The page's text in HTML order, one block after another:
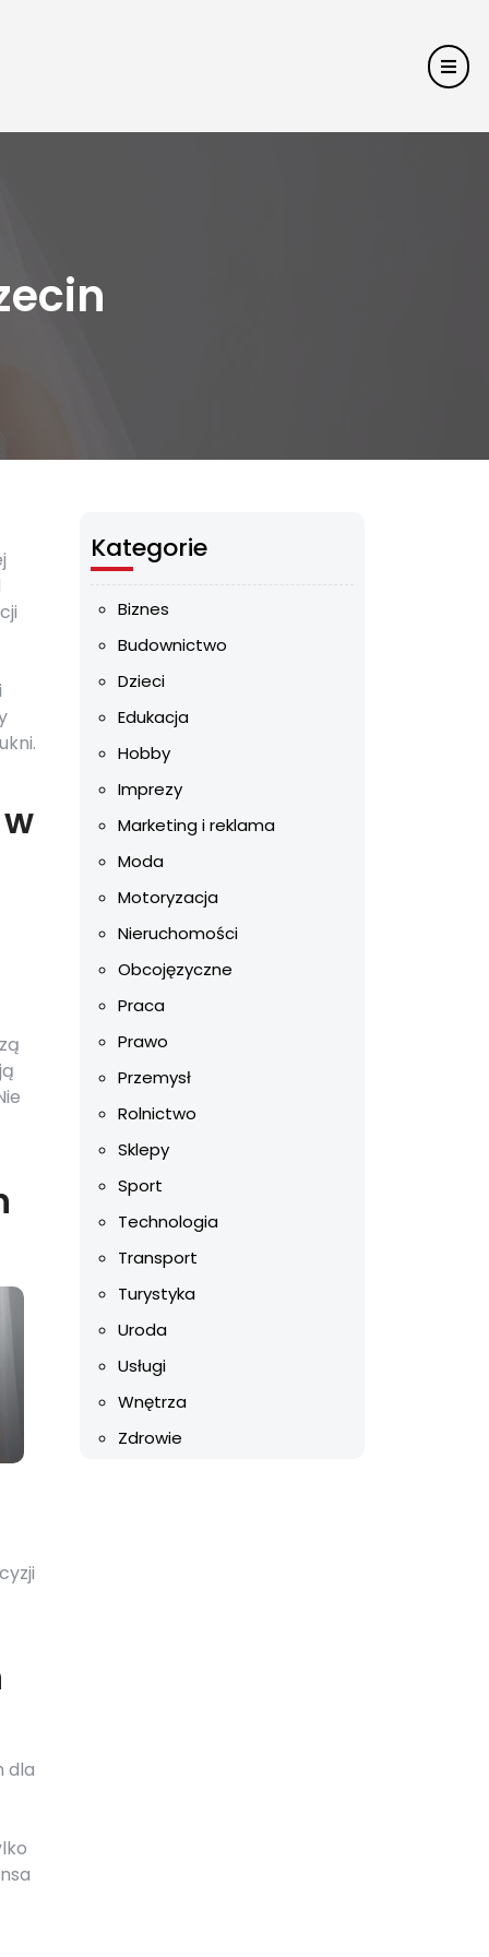
dla
Kategorie
Biznes
Budownictwo
Dzieci
Edukacja
Hobby
Imprezy
Marketing i reklama
Moda
Motoryzacja
Nieruchomości
Obcojęzyczne
Praca
Prawo
Przemysł
Rolnictwo
Sklepy
Sport
Technologia
Transport
Turystyka
Uroda
Usługi
Wnętrza
Zdrowie